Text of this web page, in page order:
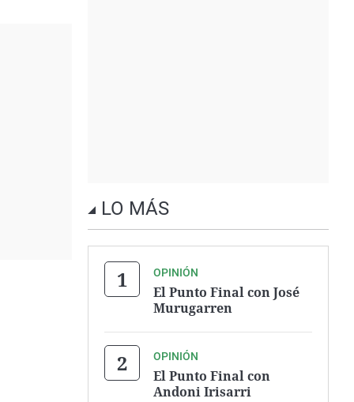
LO MÁS
OPINIÓN
El Punto Final con José
Murugarren
OPINIÓN
El Punto Final con
Andoni Irisarri